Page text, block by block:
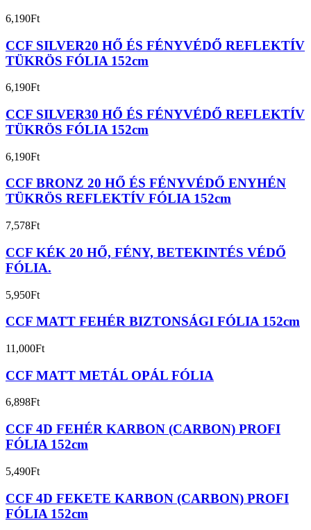
6,190Ft
CCF SILVER20 HŐ ÉS FÉNYVÉDŐ REFLEKTÍV
TÜKRÖS FÓLIA 152cm
6,190Ft
CCF SILVER30 HŐ ÉS FÉNYVÉDŐ REFLEKTÍV
TÜKRÖS FÓLIA 152cm
6,190Ft
CCF BRONZ 20 HŐ ÉS FÉNYVÉDŐ ENYHÉN
TÜKRÖS REFLEKTÍV FÓLIA 152cm
7,578Ft
CCF KÉK 20 HŐ, FÉNY, BETEKINTÉS VÉDŐ
FÓLIA.
5,950Ft
CCF MATT FEHÉR BIZTONSÁGI FÓLIA 152cm
11,000Ft
CCF MATT METÁL OPÁL FÓLIA
6,898Ft
CCF 4D FEHÉR KARBON (CARBON) PROFI
FÓLIA 152cm
5,490Ft
CCF 4D FEKETE KARBON (CARBON) PROFI
FÓLIA 152cm